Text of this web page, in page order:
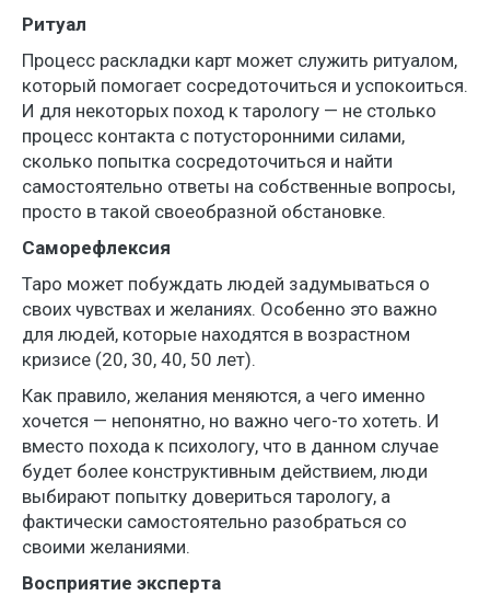
Ритуал
Процесс раскладки карт может служить ритуалом,
который помогает сосредоточиться и успокоиться.
И для некоторых поход к тарологу — не столько
процесс контакта с потусторонними силами,
сколько попытка сосредоточиться и найти
самостоятельно ответы на собственные вопросы,
просто в такой своеобразной обстановке.
Саморефлексия
Таро может побуждать людей задумываться о
своих чувствах и желаниях. Особенно это важно
для людей, которые находятся в возрастном
кризисе (20, 30, 40, 50 лет).
Как правило, желания меняются, а чего именно
хочется — непонятно, но важно чего-то хотеть. И
вместо похода к психологу, что в данном случае
будет более конструктивным действием, люди
выбирают попытку довериться тарологу, а
фактически самостоятельно разобраться со
своими желаниями.
Восприятие эксперта